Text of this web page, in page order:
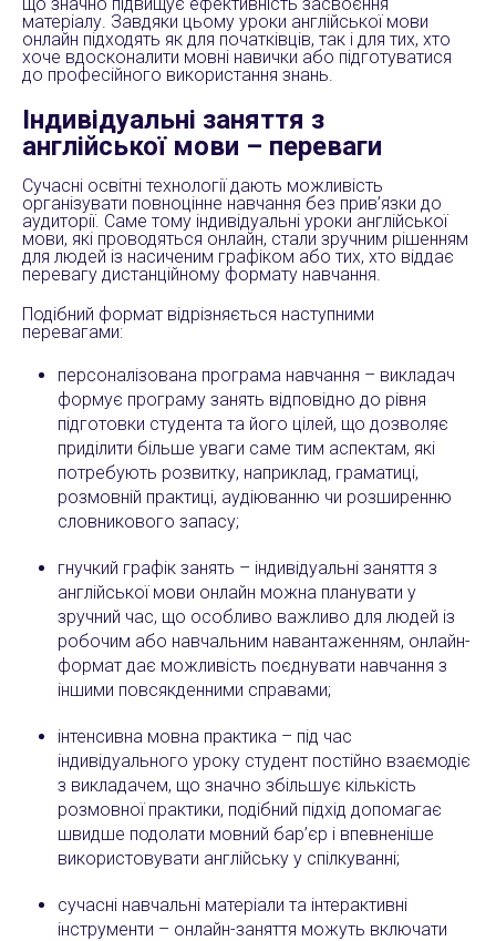
матеріалу. Завдяки цьому уроки англійської мови
онлайн підходять як для початківців, так і для тих, хто
хоче вдосконалити мовні навички або підготуватися
до професійного використання знань.
Індивідуальні заняття з
англійської мови – переваги
Сучасні освітні технології дають можливість
організувати повноцінне навчання без прив’язки до
аудиторії. Саме тому індивідуальні уроки англійської
мови, які проводяться онлайн, стали зручним рішенням
для людей із насиченим графіком або тих, хто віддає
перевагу дистанційному формату навчання.
Подібний формат відрізняється наступними
перевагами:
персоналізована програма навчання – викладач
формує програму занять відповідно до рівня
підготовки студента та його цілей, що дозволяє
приділити більше уваги саме тим аспектам, які
потребують розвитку, наприклад, граматиці,
розмовній практиці, аудіюванню чи розширенню
словникового запасу;
гнучкий графік занять – індивідуальні заняття з
англійської мови онлайн можна планувати у
зручний час, що особливо важливо для людей із
робочим або навчальним навантаженням, онлайн-
формат дає можливість поєднувати навчання з
іншими повсякденними справами;
інтенсивна мовна практика – під час
індивідуального уроку студент постійно взаємодіє
з викладачем, що значно збільшує кількість
розмовної практики, подібний підхід допомагає
швидше подолати мовний бар’єр і впевненіше
використовувати англійську у спілкуванні;
сучасні навчальні матеріали та інтерактивні
інструменти – онлайн-заняття можуть включати